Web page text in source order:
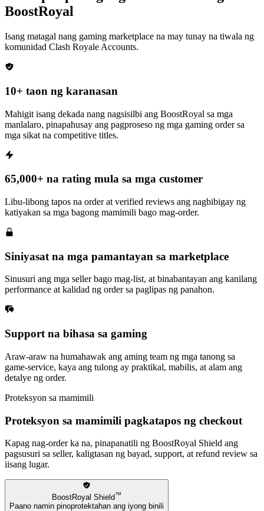
BoostRoyal
Isang matagal nang gaming marketplace na may tunay na tiwala ng
komunidad Clash Royale Accounts.
10+ taon ng karanasan
Mahigit isang dekada nang nagsisilbi ang BoostRoyal sa mga
manlalaro, pinapahusay ang pagproseso ng mga gaming order sa
mga sikat na competitive titles.
65,000+ na rating mula sa mga customer
Libu-libong tapos na order at verified reviews ang nagbibigay ng
katiyakan sa mga bagong mamimili bago mag-order.
Siniyasat na mga pamantayan sa marketplace
Sinusuri ang mga seller bago mag-list, at binabantayan ang kanilang
performance at kalidad ng order sa paglipas ng panahon.
Support na bihasa sa gaming
Araw-araw na humahawak ang aming team ng mga tanong sa
game-service, kaya ang tulong ay praktikal, mabilis, at alam ang
detalye ng order.
Proteksyon sa mamimili
Proteksyon sa mamimili pagkatapos ng checkout
Kapag nag-order ka na, pinapanatili ng BoostRoyal Shield ang
pagsusuri sa seller, kaligtasan ng bayad, support, at refund review sa
iisang lugar.
BoostRoyal Shield™
Paano namin pinoprotektahan ang iyong binili